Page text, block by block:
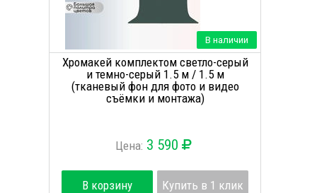
В наличии
Хромакей комплектом светло-серый
и темно-серый 1.5 м / 1.5 м
(тканевый фон для фото и видео
съёмки и монтажа)
Цена: 3 590
В корзину Купить в 1 клик